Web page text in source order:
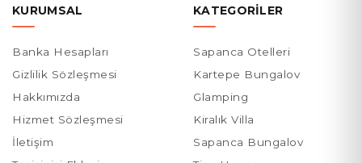
KURUMSAL
Banka Hesapları
Gizlilik Sözleşmesi
Hakkımızda
Hizmet Sözleşmesi
İletişim
KATEGORILER
Sapanca Otelleri
Kartepe Bungalov
Glamping
Kiralık Villa
Sapanca Bungalov